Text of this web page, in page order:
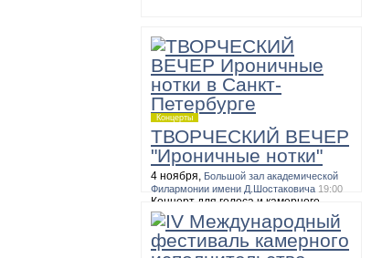
Концерты
ТВОРЧЕСКИЙ ВЕЧЕР
"Ироничные нотки"
4 ноября, Большой зал академической
Филармонии имени Д.Шостаковича 19:00
Концерт для голоса и камерного
оркестра